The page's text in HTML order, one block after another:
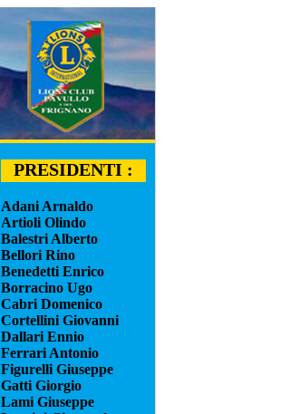
PRESIDENTI :
Adani Arnaldo
Artioli Olindo
Balestri Alberto
Bellori Rino
Benedetti Enrico
Borracino Ugo
Cabri Domenico
Cortellini Giovanni
Dallari Ennio
Ferrari Antonio
Figurelli Giuseppe
Gatti Giorgio
Lami Giuseppe